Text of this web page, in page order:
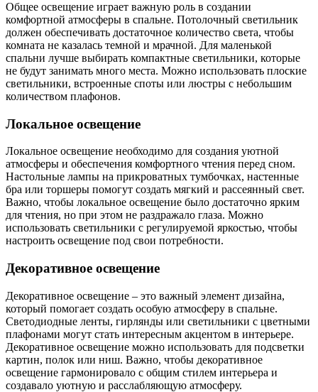
Общее освещение играет важную роль в создании
комфортной атмосферы в спальне. Потолочный светильник
должен обеспечивать достаточное количество света, чтобы
комната не казалась темной и мрачной. Для маленькой
спальни лучше выбирать компактные светильники, которые
не будут занимать много места. Можно использовать плоские
светильники, встроенные споты или люстры с небольшим
количеством плафонов.
Локальное освещение
Локальное освещение необходимо для создания уютной
атмосферы и обеспечения комфортного чтения перед сном.
Настольные лампы на прикроватных тумбочках, настенные
бра или торшеры помогут создать мягкий и рассеянный свет.
Важно, чтобы локальное освещение было достаточно ярким
для чтения, но при этом не раздражало глаза. Можно
использовать светильники с регулируемой яркостью, чтобы
настроить освещение под свои потребности.
Декоративное освещение
Декоративное освещение – это важный элемент дизайна,
который помогает создать особую атмосферу в спальне.
Светодиодные ленты, гирлянды или светильники с цветными
плафонами могут стать интересным акцентом в интерьере.
Декоративное освещение можно использовать для подсветки
картин, полок или ниш. Важно, чтобы декоративное
освещение гармонировало с общим стилем интерьера и
создавало уютную и расслабляющую атмосферу.